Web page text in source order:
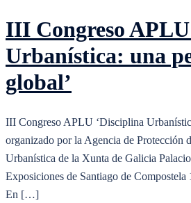
III Congreso
Urbanística: una
global’
III Congreso APLU ‘Disciplina
organizado por la Agencia de Protección
Urbanística de la Xunta de Galicia
Exposiciones de Santiago de
En […]